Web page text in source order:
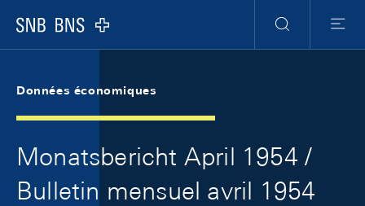
Logo
RechercheMenu
Données économiques
Monatsbericht April 1954 /
Bulletin mensuel avril 1954